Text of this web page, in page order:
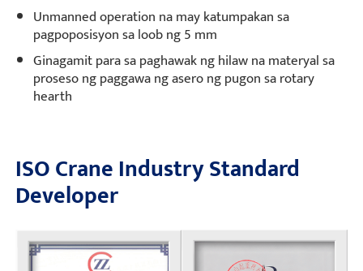
Unmanned operation na may katumpakan sa
pagpoposisyon sa loob ng 5 mm
Ginagamit para sa paghawak ng hilaw na materyal sa
proseso ng paggawa ng asero ng pugon sa rotary
hearth
ISO Crane Industry Standard
Developer